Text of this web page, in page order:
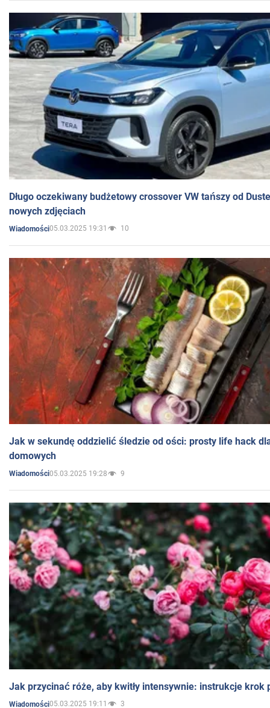
Długo oczekiwany budżetowy crossover VW tańszy od
nowych zdjęciach
Wiadomości05.03.2025 19:31 10
Jak w sekundę oddzielić śledzie od ości: prosty life hack
domowych
Wiadomości05.03.2025 19:28 9
Jak przycinać róże, aby kwitły intensywnie: instrukcje krok
Wiadomości05.03.2025 19:11 3